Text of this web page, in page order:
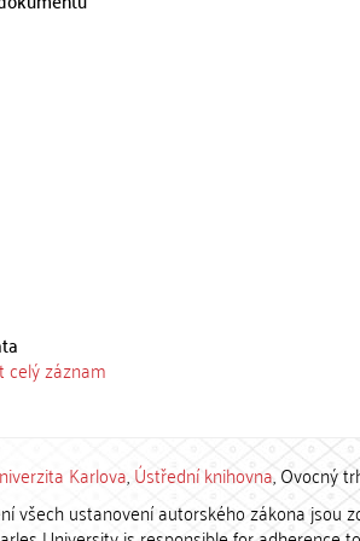
celý záznam
Karlova,Ústřední knihovna, Ovocný
všech ustanovení autorského zákona jsou